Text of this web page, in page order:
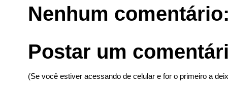
Nenhum comentário:
Postar um
(Se você estiver acessando de celular e for o primeiro a